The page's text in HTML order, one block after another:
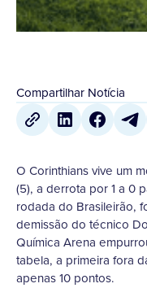
Compartilhar Notícia
O Corinthians vive um
(5), a derrota por 1 a 0
rodada do Brasileirão,
demissão do técnico
Química Arena
tabela, a primeira fora
apenas 10 pontos.